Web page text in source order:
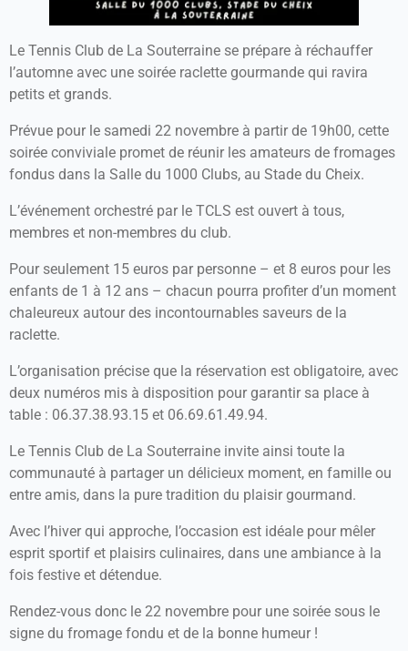
Le Tennis Club de La Souterraine se prépare à réchauffer
l’automne avec une soirée raclette gourmande qui ravira
petits et grands.
Prévue pour le samedi 22 novembre à partir de 19h00, cette
soirée conviviale promet de réunir les amateurs de fromages
fondus dans la Salle du 1000 Clubs, au Stade du Cheix.
L’événement orchestré par le TCLS est ouvert à tous,
membres et non-membres du club.
Pour seulement 15 euros par personne – et 8 euros pour les
enfants de 1 à 12 ans – chacun pourra profiter d’un moment
chaleureux autour des incontournables saveurs de la
raclette.
L’organisation précise que la réservation est obligatoire, avec
deux numéros mis à disposition pour garantir sa place à
table : 06.37.38.93.15 et 06.69.61.49.94.
Le Tennis Club de La Souterraine invite ainsi toute la
communauté à partager un délicieux moment, en famille ou
entre amis, dans la pure tradition du plaisir gourmand.
Avec l’hiver qui approche, l’occasion est idéale pour mêler
esprit sportif et plaisirs culinaires, dans une ambiance à la
fois festive et détendue.
Rendez-vous donc le 22 novembre pour une soirée sous le
signe du fromage fondu et de la bonne humeur !